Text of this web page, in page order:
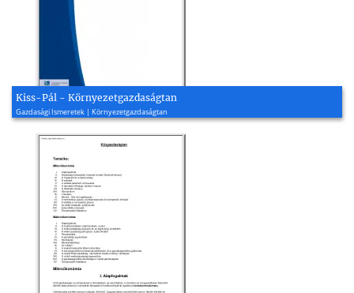
Kiss-Pál - Környezetgazdaságtan
Gazdasági Ismeretek | Környezetgazdaságtan